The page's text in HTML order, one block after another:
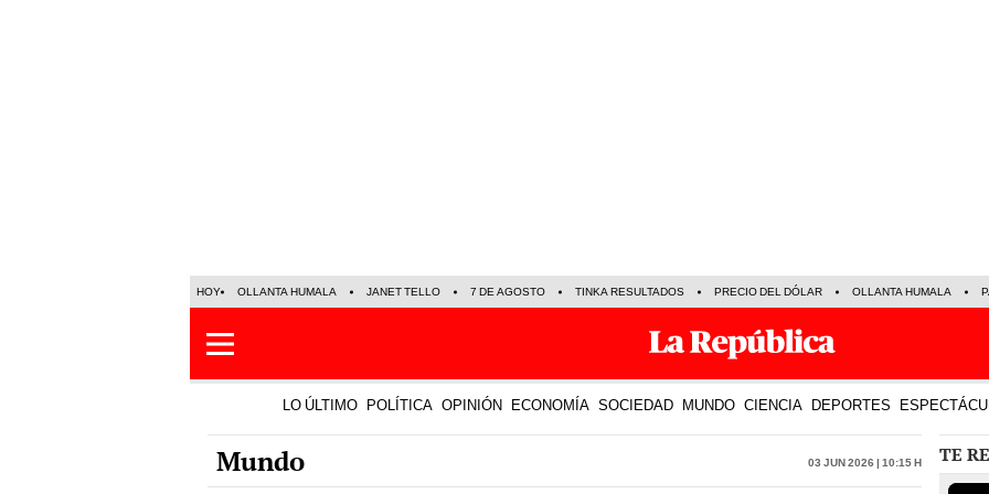
HOY OLLANTA HUMALA JANET TELLO 7 DE AGOSTO TINKA RESULTADOS PRECIO DEL DÓLAR OLLANTA HUMALA
LO ÚLTIMO POLÍTICA OPINIÓN ECONOMÍA SOCIEDAD MUNDO CIENCIA DEPORTES
Mundo 03 Jun 2026 | 10:15 h TE